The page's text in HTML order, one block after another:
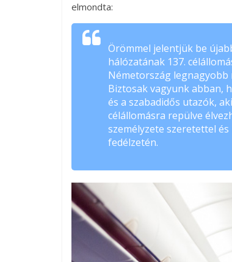
elmondta:
Örömmel jelentjük be
hálózatának 137.
Németország
Biztosak vagyunk abban,
és a szabadidős utazók,
célállomásra repülve
személyzete szeretettel
fedélzetén.